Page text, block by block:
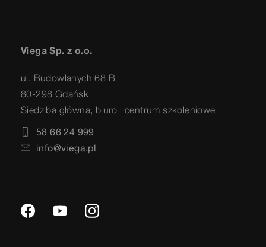
Viega Sp. z o.o.
ul. Budowlanych 68 B
80-298 Gdańsk
Siedziba główna, biuro i centrum szkoleniowe
58 66 24 999
info@viega.pl